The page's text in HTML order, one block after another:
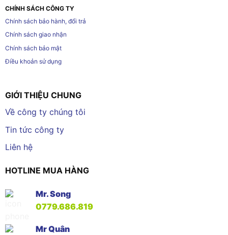
CHÍNH SÁCH CÔNG TY
Chính sách bảo hành, đổi trả
Chính sách giao nhận
Chính sách bảo mật
Điều khoản sử dụng
GIỚI THIỆU CHUNG
Về công ty chúng tôi
Tin tức công ty
Liên hệ
HOTLINE MUA HÀNG
Mr. Song
0779.686.819
Mr Quân